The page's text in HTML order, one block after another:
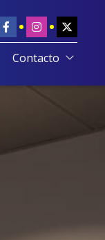
Contacto